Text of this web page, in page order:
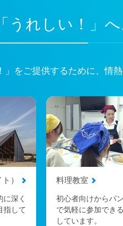
うれしい！」へ
」をご提供するために、情
）
深く
指して
料理教室
初心者向けからパ
で気軽に参加でき
しています。